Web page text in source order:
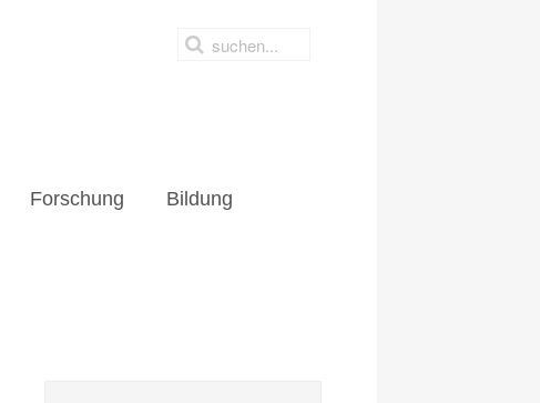
Forschung Bildung